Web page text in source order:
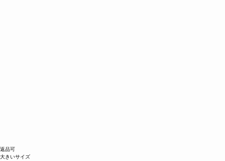
返品可
大きいサイズ